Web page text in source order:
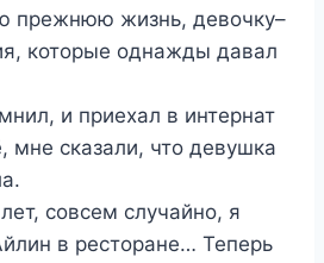
прежнюю жизнь, девочку–
которые однажды давал
и приехал в интернат
мне сказали, что девушка
совсем случайно, я
в ресторане… Теперь